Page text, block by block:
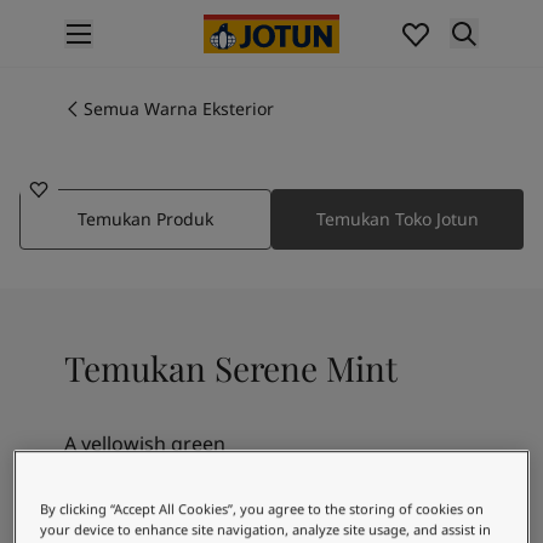
Pengecatan interior
Produk eksterior
Interior Paint Colours
Koleksi Warna
Contoh Warna
Inspirasi
Inspirasi Eksterior
Semua Warna Eksterior
Temukan Produk Temukan Toko Jotun
Temukan Serene Mint
A yellowish green
By clicking “Accept All Cookies”, you agree to the storing of cookies on
your device to enhance site navigation, analyze site usage, and assist in